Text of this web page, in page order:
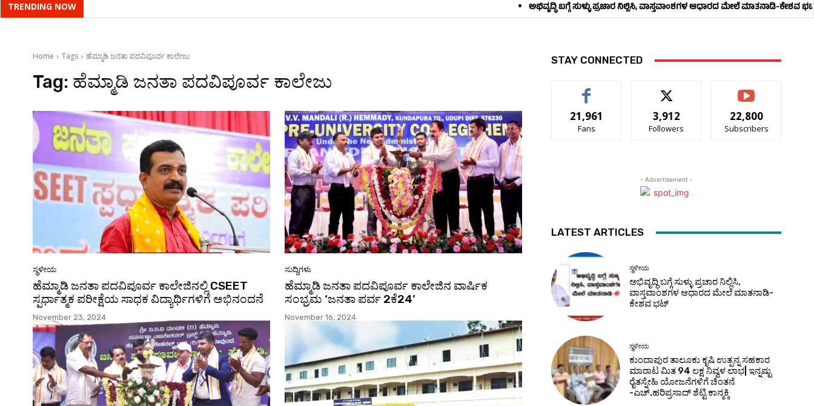
TRENDING NOW ಅಭಿವೃದ್ಧಿ ಬಗ್ಗೆ ಸುಳ್ಳು ಪ್ರಚಾರ ನಿಲ್ಲಿಸಿ, ವಾಸ್ತವಾಂಶಗಳ ಆಧಾರದ ಮೇಲೆ ಮಾತನಾಡಿ-ಕೇಶವ ಭಟ್
Home Tags ಹೆಮ್ಮಾಡಿ ಜನತಾ ಪದವಿಪೂರ್ವ ಕಾಲೇಜು
Tag: ಹೆಮ್ಮಾಡಿ ಜನತಾ ಪದವಿಪೂರ್ವ ಕಾಲೇಜು
ಸ್ಥಳೀಯ
ಹೆಮ್ಮಾಡಿ ಜನತಾ ಪದವಿಪೂರ್ವ ಕಾಲೇಜಿನಲ್ಲಿ CSEET
ಸ್ಪರ್ಧಾತ್ಮಕ ಪರೀಕ್ಷೆಯ ಸಾಧಕ ವಿದ್ಯಾರ್ಥಿಗಳಿಗೆ ಅಭಿನಂದನೆ
November 23, 2024
ಸುದ್ದಿಗಳು
ಹೆಮ್ಮಾಡಿ ಜನತಾ ಪದವಿಪೂರ್ವ ಕಾಲೇಜಿನ ವಾರ್ಷಿಕ
ಸಂಭ್ರಮ ‘ಜನತಾ ಪರ್ವ 2ಕೆ24’
November 16, 2024
STAY CONNECTED
21,961
Fans
3,912
Followers
22,800
Subscribers
- Advertisement -
LATEST ARTICLES
ಸ್ಥಳೀಯ
ಅಭಿವೃದ್ಧಿ ಬಗ್ಗೆ ಸುಳ್ಳು ಪ್ರಚಾರ ನಿಲ್ಲಿಸಿ,
ವಾಸ್ತವಾಂಶಗಳ ಆಧಾರದ ಮೇಲೆ ಮಾತನಾಡಿ-
ಕೇಶವ ಭಟ್
ಸ್ಥಳೀಯ
ಕುಂದಾಪುರ ತಾಲೂಕು ಕೃಷಿ ಉತ್ಪನ್ನ ಸಹಕಾರ
ಮಾರಾಟ ಮಿತ 94 ಲಕ್ಷ ನಿವ್ವಳ ಲಾಭ| ಇನ್ನಷ್ಟು
ರೈತಸ್ನೇಹಿ ಯೋಜನೆಗಳಿಗೆ ಚಿಂತನೆ
-ಎಚ್.ಹರಿಪ್ರಸಾದ್ ಶೆಟ್ಟಿ ಕಾನ್ಮಕ್ಕಿ